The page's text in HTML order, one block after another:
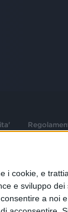
i cookie, e
e sviluppo dei
a
02